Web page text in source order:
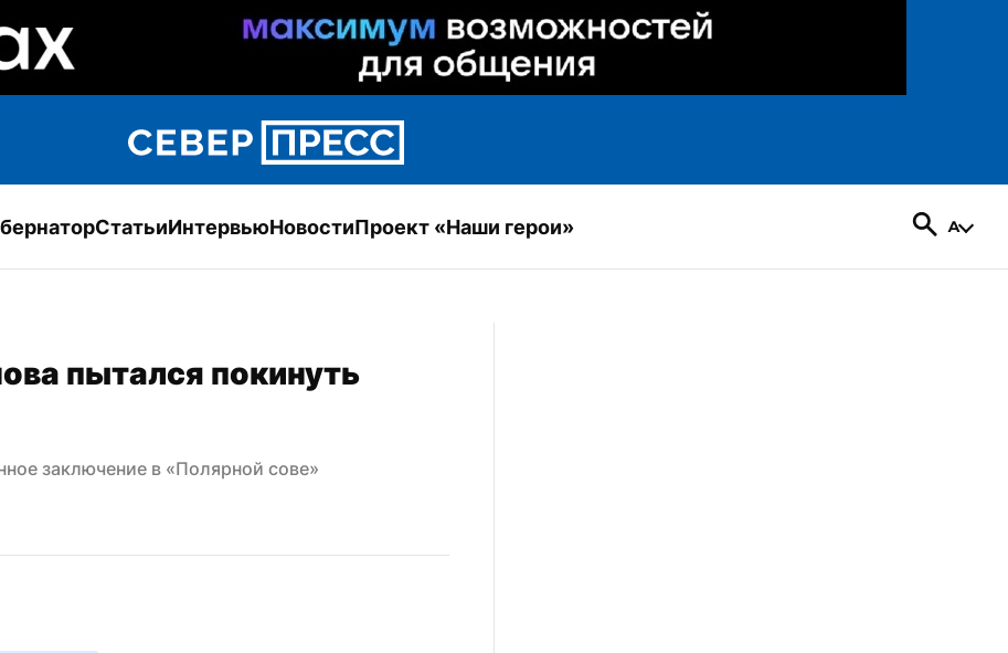
СтатьиИнтервьюНовостиПроект «Наши герои»
пытался покинуть
заключение в «Полярной сове»